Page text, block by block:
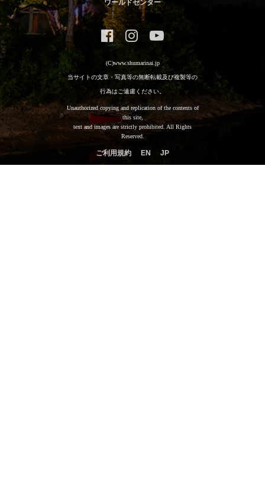
ワールドセンター
ご利用規約 EN JP
(C)www.shumarinai.jp
当サイトの文章・写真等の無断転載及び複製等の
行為はご遠慮ください。
Unauthorized copying and replication of the contents of
this site,
text and images are strictly prohibited. All Rights
Reserved.